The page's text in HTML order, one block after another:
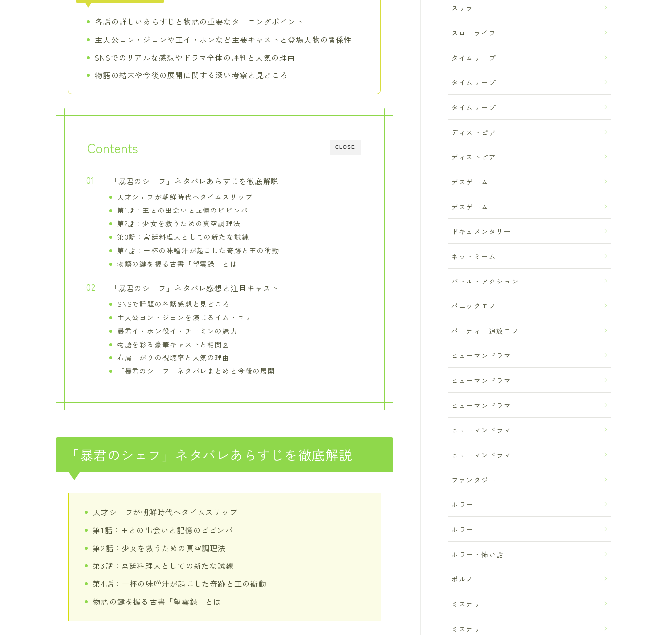
各話の詳しいあらすじと物語の重要なターニングポイント
主人公ヨン・ジヨンや王イ・ホンなど主要キャストと登場人物の関係性
SNSでのリアルな感想やドラマ全体の評判と人気の理由
物語の結末や今後の展開に関する深い考察と見どころ
CLOSE
Contents
「暴君のシェフ」ネタバレあらすじを徹底解説
天才シェフが朝鮮時代へタイムスリップ
第1話：王との出会いと記憶のビビンバ
第2話：少女を救うための真空調理法
第3話：宮廷料理人としての新たな試練
第4話：一杯の味噌汁が起こした奇跡と王の衝動
物語の鍵を握る古書「望雲録」とは
「暴君のシェフ」ネタバレ感想と注目キャスト
SNSで話題の各話感想と見どころ
主人公ヨン・ジヨンを演じるイム・ユナ
暴君イ・ホン役イ・チェミンの魅力
物語を彩る豪華キャストと相関図
右肩上がりの視聴率と人気の理由
「暴君のシェフ」ネタバレまとめと今後の展開
「暴君のシェフ」ネタバレあらすじを徹底解説
天才シェフが朝鮮時代へタイムスリップ
第1話：王との出会いと記憶のビビンバ
第2話：少女を救うための真空調理法
第3話：宮廷料理人としての新たな試練
第4話：一杯の味噌汁が起こした奇跡と王の衝動
物語の鍵を握る古書「望雲録」とは
スリラー
スローライフ
タイムリープ
タイムリープ
タイムリープ
ディストピア
ディストピア
デスゲーム
デスゲーム
ドキュメンタリー
ネットミーム
バトル・アクション
パニックモノ
パーティー追放モノ
ヒューマンドラマ
ヒューマンドラマ
ヒューマンドラマ
ヒューマンドラマ
ヒューマンドラマ
ファンタジー
ホラー
ホラー
ホラー・怖い話
ポルノ
ミステリー
ミステリー